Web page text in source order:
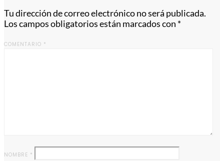
Tu dirección de correo electrónico no será publicada.
Los campos obligatorios están marcados con *
COMENTARIO *
NOMBRE *